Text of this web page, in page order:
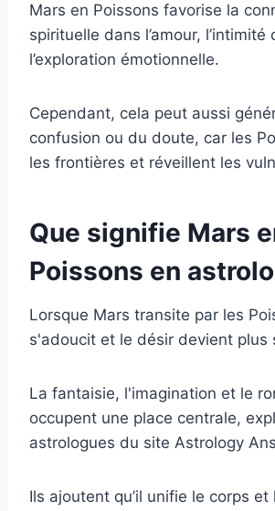
Mars en Poissons favorise la
spirituelle dans l’amour,
l’exploration émotionnelle.
Cependant, cela peut aussi
confusion ou du doute, car les
les frontières et réveillent les
Que signifie Mars
Poissons en
Lorsque Mars transite par les
s'adoucit et le désir devient plus
La fantaisie, l'imagination et le
occupent une place centrale,
astrologues du site Astrology
Ils ajoutent qu’il unifie le corps et